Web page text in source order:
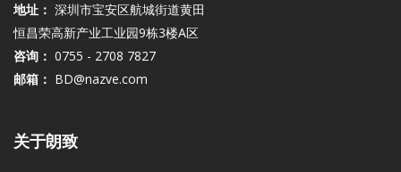
地址： 深圳市宝安区航城街道黄田
恒昌荣高新产业工业园9栋3楼A区
咨询： 0755 - 2708 7827
邮箱： BD@nazve.com
关于朗致